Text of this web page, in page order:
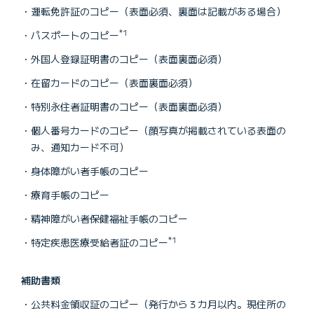
運転免許証のコピー（表面必須、裏面は記載がある場合）
パスポートのコピー*1
外国人登録証明書のコピー（表面裏面必須）
在留カードのコピー（表面裏面必須）
特別永住者証明書のコピー（表面裏面必須）
個人番号カードのコピー（顔写真が掲載されている表面の
み、通知カード不可）
身体障がい者手帳のコピー
療育手帳のコピー
精神障がい者保健福祉手帳のコピー
特定疾患医療受給者証のコピー*1
補助書類
公共料金領収証のコピー（発行から３カ月以内。現住所の